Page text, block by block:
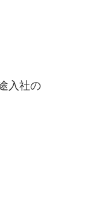
入社の